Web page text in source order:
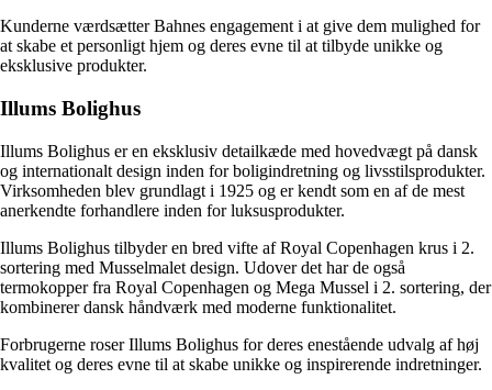
Kunderne værdsætter Bahnes engagement i at give dem mulighed for
at skabe et personligt hjem og deres evne til at tilbyde unikke og
eksklusive produkter.
Illums Bolighus
Illums Bolighus er en eksklusiv detailkæde med hovedvægt på dansk
og internationalt design inden for boligindretning og livsstilsprodukter.
Virksomheden blev grundlagt i 1925 og er kendt som en af de mest
anerkendte forhandlere inden for luksusprodukter.
Illums Bolighus tilbyder en bred vifte af Royal Copenhagen krus i 2.
sortering med Musselmalet design. Udover det har de også
termokopper fra Royal Copenhagen og Mega Mussel i 2. sortering, der
kombinerer dansk håndværk med moderne funktionalitet.
Forbrugerne roser Illums Bolighus for deres enestående udvalg af høj
kvalitet og deres evne til at skabe unikke og inspirerende indretninger.